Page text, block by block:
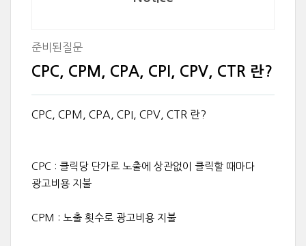
준비된질문
CPC, CPM, CPA, CPI, CPV, CTR 란?
CPC, CPM, CPA, CPI, CPV, CTR 란?
CPC : 클릭당 단가로 노출에 상관없이 클릭할 때마다
광고비용 지불
CPM : 노출 횟수로 광고비용 지불